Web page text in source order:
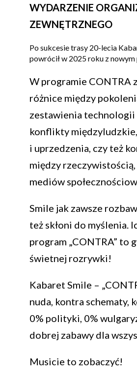
WYDARZENIE
ZEWNĘTRZNEGO
Po sukcesie trasy 20-lecia
powrócił w 2025 roku z
W programie CONTRA
różnice między
zestawienia technologii
konflikty
i uprzedzenia, czy też
między
mediów
Smile jak zawsze
też skłoni do myślenia.
program „CONTRA” to
świetnej rozrywki!
Kabaret Smile –
nuda, kontra schematy,
0% polityki, 0%
dobrej zabawy dla
Musicie to zobaczyć!